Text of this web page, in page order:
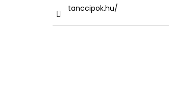
tanccipok.hu/